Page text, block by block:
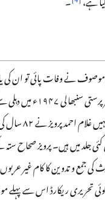
موصوف نے وفات پائی تو ان
25/8
کئی جلد میں ہیں۔ پرویز
کی جمع و تدوین کا کام
تحریری ریکارڈ اس سے پہلے